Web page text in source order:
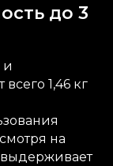
до 3
и
1,46 кг
на
выдерживает